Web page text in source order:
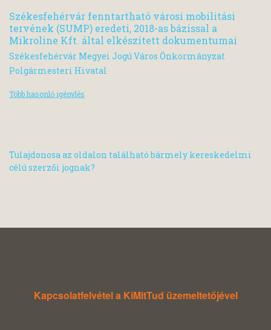
Székesfehérvár fenntartható városi mobilitási
tervének (SUMP) eredeti, 2018-as bázissal a
Mikroline Kft. által elkészített dokumentumai
Székesfehérvár Megyei Jogú Város Önkormányzat
Polgármesteri Hivatal
Több hasonló igénylés
Tulajdonosa az oldalon található bármely kereskedelmi
célú szerzői jognak?
Kapcsolatfelvétel a KiMitTud üzemeltetőjével